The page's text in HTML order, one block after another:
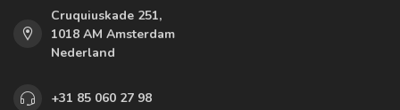
Cruquiuskade 251,
1018 AM Amsterdam
Nederland
+31 85 060 27 98